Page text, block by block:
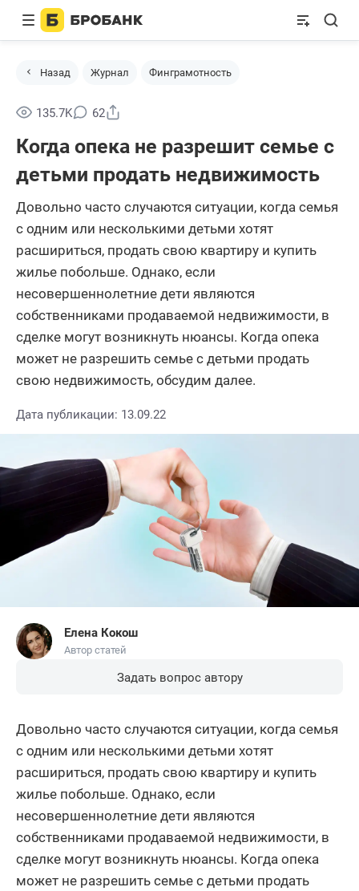
Назад Журнал Финграмотность
135.7K 62
Когда опека не разрешит семье с
детьми продать недвижимость
Довольно часто случаются ситуации, когда семья
с одним или несколькими детьми хотят
расшириться, продать свою квартиру и купить
жилье побольше. Однако, если
несовершеннолетние дети являются
собственниками продаваемой недвижимости, в
сделке могут возникнуть нюансы. Когда опека
может не разрешить семье с детьми продать
свою недвижимость, обсудим далее.
Дата публикации: 13.09.22
Елена Кокош
Автор статей
Задать вопрос автору
Довольно часто случаются ситуации, когда семья
с одним или несколькими детьми хотят
расшириться, продать свою квартиру и купить
жилье побольше. Однако, если
несовершеннолетние дети являются
собственниками продаваемой недвижимости, в
сделке могут возникнуть нюансы. Когда опека
может не разрешить семье с детьми продать